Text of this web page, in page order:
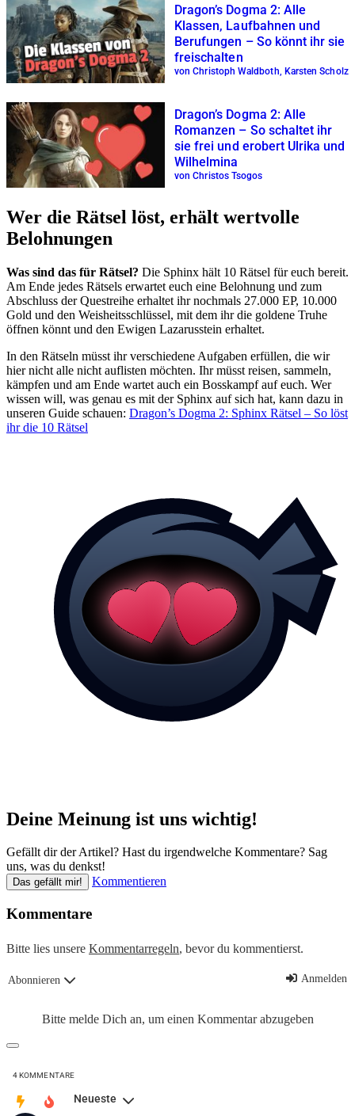
Dragon’s Dogma 2: Alle
Klassen, Laufbahnen und
Berufungen – So könnt ihr sie
freischalten
von Christoph Waldboth, Karsten Scholz
Dragon’s Dogma 2: Alle
Romanzen – So schaltet ihr
sie frei und erobert Ulrika und
Wilhelmina
von Christos Tsogos
Wer die Rätsel löst, erhält wertvolle
Belohnungen
Was sind das für Rätsel? Die Sphinx hält 10 Rätsel für euch bereit.
Am Ende jedes Rätsels erwartet euch eine Belohnung und zum
Abschluss der Questreihe erhaltet ihr nochmals 27.000 EP, 10.000
Gold und den Weisheitsschlüssel, mit dem ihr die goldene Truhe
öffnen könnt und den Ewigen Lazarusstein erhaltet.
In den Rätseln müsst ihr verschiedene Aufgaben erfüllen, die wir
hier nicht alle nicht auflisten möchten. Ihr müsst reisen, sammeln,
kämpfen und am Ende wartet auch ein Bosskampf auf euch. Wer
wissen will, was genau es mit der Sphinx auf sich hat, kann dazu in
unseren Guide schauen: Dragon’s Dogma 2: Sphinx Rätsel – So löst
ihr die 10 Rätsel
Deine Meinung ist uns wichtig!
Gefällt dir der Artikel? Hast du irgendwelche Kommentare? Sag
uns, was du denkst!
Das gefällt mir! Kommentieren
Kommentare
Bitte lies unsere Kommentarregeln, bevor du kommentierst.
Abonnieren Anmelden
Bitte melde Dich an, um einen Kommentar abzugeben
4KOMMENTARE
Neueste